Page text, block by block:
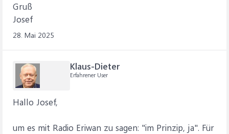
Gruß
Josef
28. Mai 2025
Klaus-Dieter
Erfahrener User
Hallo Josef,
um es mit Radio Eriwan zu sagen: "im Prinzip, ja". Für